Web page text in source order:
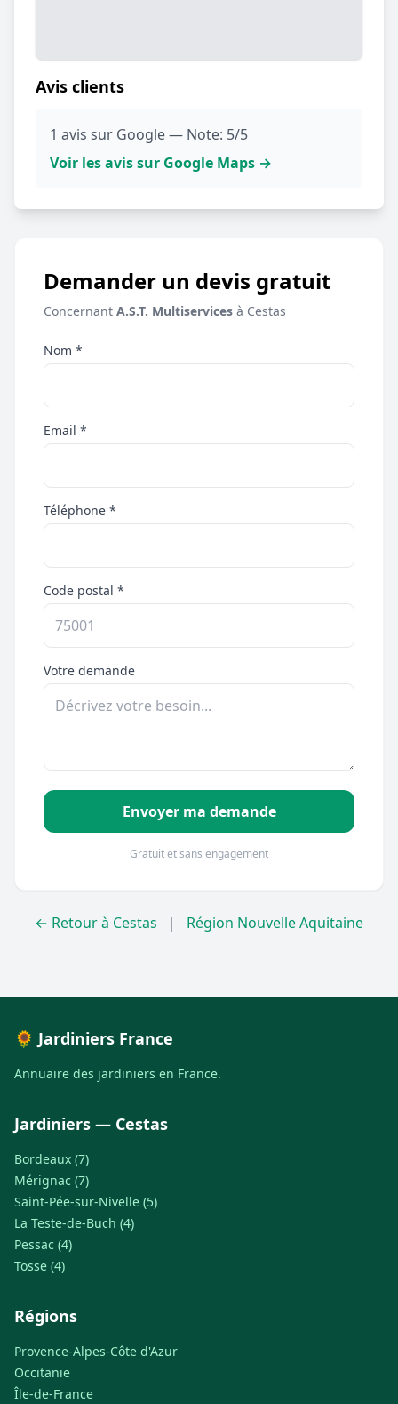
Avis clients
1 avis sur Google — Note: 5/5
Voir les avis sur Google Maps →
Demander un devis gratuit
Concernant A.S.T. Multiservices à Cestas
Nom *
Email *
Téléphone *
Code postal *
Votre demande
Envoyer ma demande
Gratuit et sans engagement
← Retour à Cestas | Région Nouvelle Aquitaine
🌻 Jardiniers France
Annuaire des jardiniers en France.
Jardiniers — Cestas
Bordeaux (7)
Mérignac (7)
Saint-Pée-sur-Nivelle (5)
La Teste-de-Buch (4)
Pessac (4)
Tosse (4)
Régions
Provence-Alpes-Côte d'Azur
Occitanie
Île-de-France